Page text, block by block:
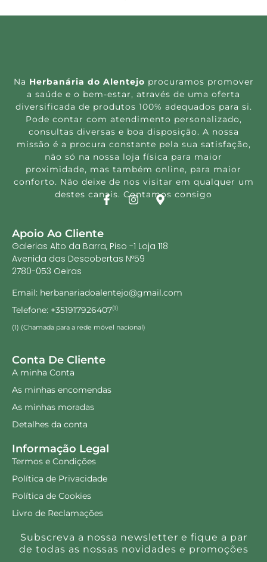
Na Herbanária do Alentejo procuramos promover
a saúde e o bem-estar, através de uma oferta
diversificada de produtos 100% adequados para si.
Pode contar com atendimento personalizado,
consultas diversas e boa disposição. A nossa
missão é a procura constante pela sua satisfação,
não só na nossa loja física para maior
proximidade, mas também online, para maior
conforto. Não deixe de nos visitar em qualquer um
destes canais. Contamos consigo
Apoio Ao Cliente
Galerias Alto da Barra, Piso -1 Loja 118
Avenida das Descobertas Nº59
2780-053 Oeiras
Email: herbanariadoalentejo@gmail.com
Telefone: +351917926407(1)
(1) (Chamada para a rede móvel nacional)
Conta De Cliente
A minha Conta
As minhas encomendas
As minhas moradas
Detalhes da conta
Informação Legal
Termos e Condições
Política de Privacidade
Política de Cookies
Livro de Reclamações
Subscreva a nossa newsletter e fique a par
de todas as nossas novidades e promoções